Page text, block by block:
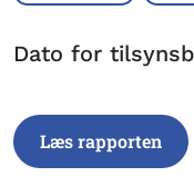
Dato for
Læs rapporten